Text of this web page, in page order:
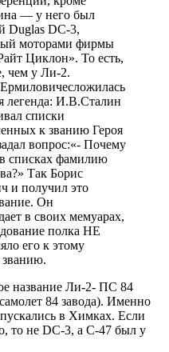
— у него был
Duglas DC-3,
моторами фирмы
Циклон». То есть,
чем у Ли-2.
легенда: И.В.Сталин
списки
к званию Героя
вопрос:«- Почему
списках фамилию
Так Борис
и получил это
Он
в своих мемуарах,
полка НЕ
его к этому
название Ли-2- ПС 84
84 завода). Именно
в Химках. Если
то не DC-3, а С-47 был у